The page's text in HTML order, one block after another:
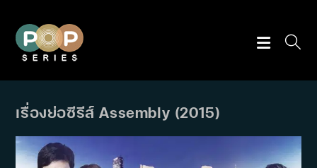
content
เรื่องย่อซีรีส์ Assembly (2015)